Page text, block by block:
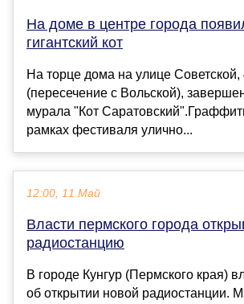
На доме в центре города
гигантский кот
На торце дома на улице Советской,
(пересечение с Вольской),
мурала "Кот
рамках фестиваля улично...
12:00, 11 Май
Власти пермского города
радиостанцию
В городе Кунгур (Пермского края)
об открытии новой радиостанции.